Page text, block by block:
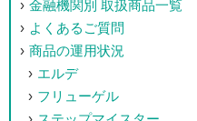
金融機関別 取扱商品一覧
よくあるご質問
商品の運用状況
エルデ
フリューゲル